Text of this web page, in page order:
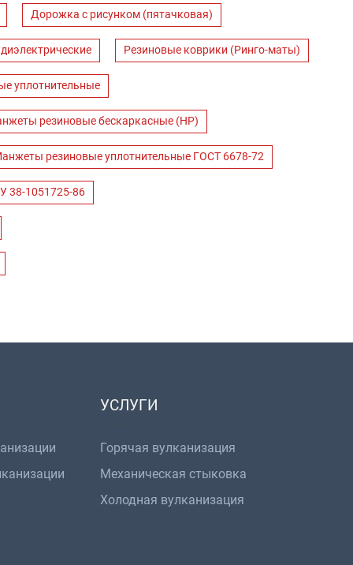
Дорожка с рисунком (пятачковая)
Резиновые коврики (Ринго-маты)
уплотнительные
резиновые бескаркасные (НР)
резиновые уплотнительные ГОСТ 6678-72
38-1051725-86
УСЛУГИ
Горячая вулканизация
Механическая стыковка
Холодная вулканизация